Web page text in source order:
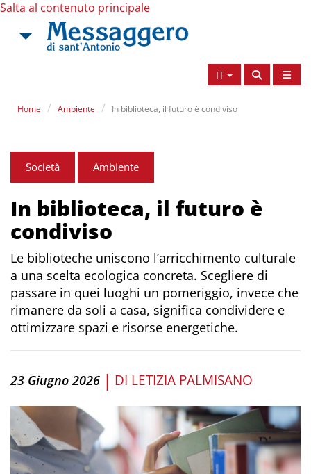
Salta al contenuto principale
IT
Home Ambiente In biblioteca, il futuro è condiviso
Società Ambiente
In biblioteca, il futuro è
condiviso
Le biblioteche uniscono l’arricchimento culturale
a una scelta ecologica concreta. Scegliere di
passare in quei luoghi un pomeriggio, invece che
rimanere da soli a casa, significa condividere e
ottimizzare spazi e risorse energetiche.
23 Giugno 2026 | DI LETIZIA PALMISANO